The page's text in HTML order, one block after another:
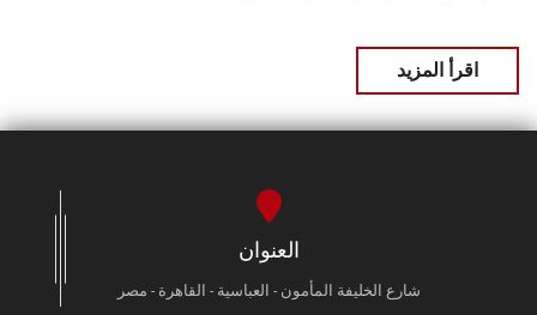
اقرأ المزيد
العنوان
شارع الخليفة المأمون - العباسية - القاهرة - مصر